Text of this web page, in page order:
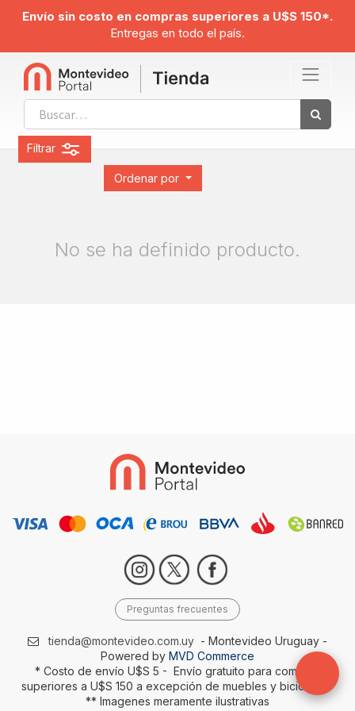
Envío sin costo en compras superiores a U$S 150*.
Entregas en todo el país.
Ordenar por
Filtrar
No se ha definido producto.
Preguntas frecuentes
tienda@montevideo.com.uy - Montevideo Uruguay -
Powered by MVD Commerce
* Costo de envío U$S 5 - Envío gratuito para compras
superiores a U$S 150 a excepción de muebles y bicicletas-
** Imagenes meramente ilustrativas